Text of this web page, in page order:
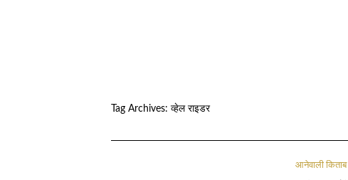
Tag Archives: व्हेल राइडर
आनेवाली किताब